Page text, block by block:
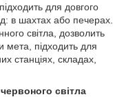
для довгого
в шахтах або печерах.
світла, дозволить
мета, підходить для
станціях, складах,
світла